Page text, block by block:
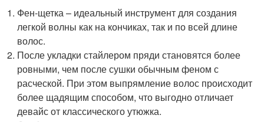
Фен-щетка – идеальный инструмент для создания
легкой волны как на кончиках, так и по всей длине
волос.
После укладки стайлером пряди становятся более
ровными, чем после сушки обычным феном с
расческой. При этом выпрямление волос происходит
более щадящим способом, что выгодно отличает
девайс от классического утюжка.